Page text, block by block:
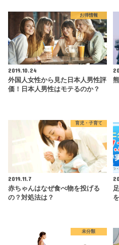
お得情報
2019.10.24
外国人女性から見た日本人男性評
価！日本人男性はモテるのか？
育児・子育て
2019.11.7
赤ちゃんはなぜ食べ物を投げる
の？対処法は？
未分類